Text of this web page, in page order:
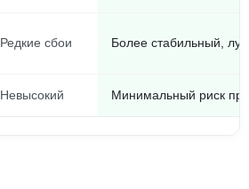
Редкие сбои Более стабильный,
Невысокий Минимальный риск